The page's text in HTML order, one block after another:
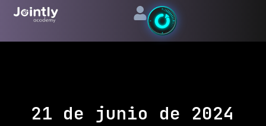
21 de junio de 2024